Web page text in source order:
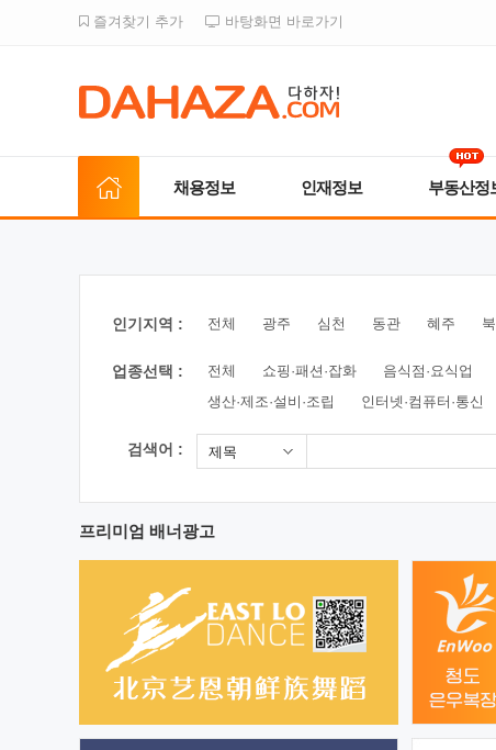
즐겨찾기 추가 바탕화면 바로가기
채용정보 인재정보 부동산정
인기지역 : 전체 광주 심천 동관 혜주
업종선택 : 전체 쇼핑·패션·잡화 음식점·요식업
생산·제조·설비·조립
인터넷·컴퓨터·통신
검색어 : 제목
프리미엄 배너광고